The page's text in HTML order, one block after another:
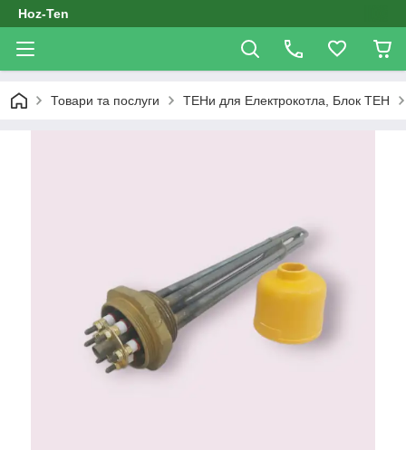
Hoz-Ten
Товари та послуги ТЕНи для Електрокотла, Блок ТЕН